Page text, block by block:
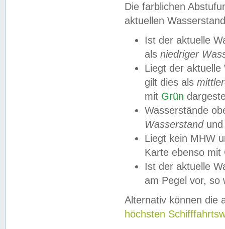
Die farblichen
aktuellen
Ist der aktuelle
als niedriger
Liegt der
gilt dies als
mit Grün
Wasserstände
Wasserstandund
Liegt kein MHW
Karte ebenso mit
Ist der aktuelle
am Pegel vor,
Alternativ können die
höchsten